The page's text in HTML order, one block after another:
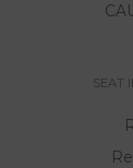
SEAT